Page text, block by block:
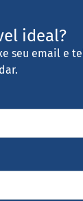
ideal?
seu email e